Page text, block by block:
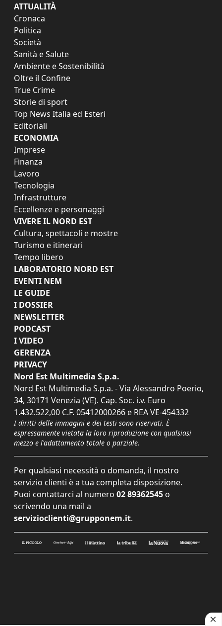
ATTUALITÀ
Cronaca
Politica
Società
Sanità e Salute
Ambiente e Sostenibilità
Oltre il Confine
True Crime
Storie di sport
Top News Italia ed Esteri
Editoriali
ECONOMIA
Imprese
Finanza
Lavoro
Tecnologia
Infrastrutture
Eccellenze e personaggi
VIVERE IL NORD EST
Cultura, spettacoli e mostre
Turismo e itinerari
Tempo libero
LABORATORIO NORD EST
EVENTI NEM
LE GUIDE
I DOSSIER
NEWSLETTER
PODCAST
I VIDEO
GERENZA
PRIVACY
Nord Est Multimedia S.p.a.
Nord Est Multimedia S.p.a. - Via Alessandro Poerio,
34, 30171 Venezia (VE). Cap. Soc. i.v. Euro
1.432.522,00 C.F. 05412000266 e REA VE-454332
I diritti delle immagini e dei testi sono riservati. È
espressamente vietata la loro riproduzione con qualsiasi
mezzo e l'adattamento totale o parziale.
Per qualsiasi necessità o domanda, il nostro
servizio clienti è a tua completa disposizione.
Puoi contattarci al numero 02 89362545 o
scrivendo una mail a
servizioclienti@grupponem.it.